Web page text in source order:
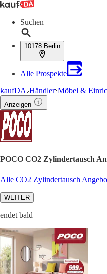
Suchen
10178 Berlin
Alle Prospekte
kaufDA Händler Möbel &
Anzeigen
POCO CO2 Zylindertausch
Alle CO2 Zylindertausch
WEITER
endet bald